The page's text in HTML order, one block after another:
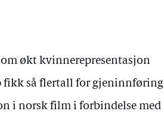
økt kvinnerepresentasjon
fikk så flertall for gjeninnføring
i norsk film i forbindelse med